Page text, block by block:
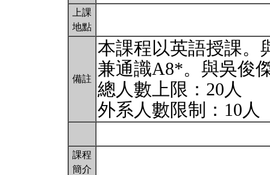
上課
地點
備註
本課程以英語授課。
兼通識A8*。與吳俊
總人數上限：20人
外系人數限制：10人
課程
簡介